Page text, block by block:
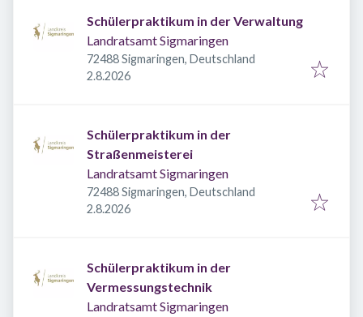
Schülerpraktikum in der Verwaltung
Landratsamt Sigmaringen
72488 Sigmaringen, Deutschland
Veröffentlicht
2.8.2026
Schülerpraktikum in der
Straßenmeisterei
Landratsamt Sigmaringen
72488 Sigmaringen, Deutschland
Veröffentlicht
2.8.2026
Schülerpraktikum in der
Vermessungstechnik
Landratsamt Sigmaringen